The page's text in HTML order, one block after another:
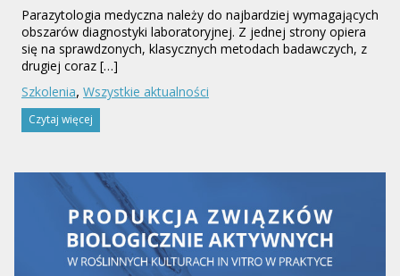
Parazytologia medyczna należy do najbardziej wymagających
obszarów diagnostyki laboratoryjnej. Z jednej strony opiera
się na sprawdzonych, klasycznych metodach badawczych, z
drugiej coraz […]
Szkolenia, Wszystkie aktualności
Czytaj więcej